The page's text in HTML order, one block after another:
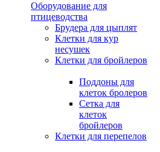
Оборудование для
птицеводства
Брудера для цыплят
Клетки для кур
несушек
Клетки для бройлеров
Поддоны для
клеток бролеров
Сетка для
клеток
бройлеров
Клетки для перепелов